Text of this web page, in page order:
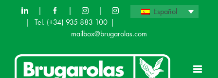
Saltar
Español
| |
|
|
Tel. (+34) 935 883 100 |
mailbox@brugarolas.com